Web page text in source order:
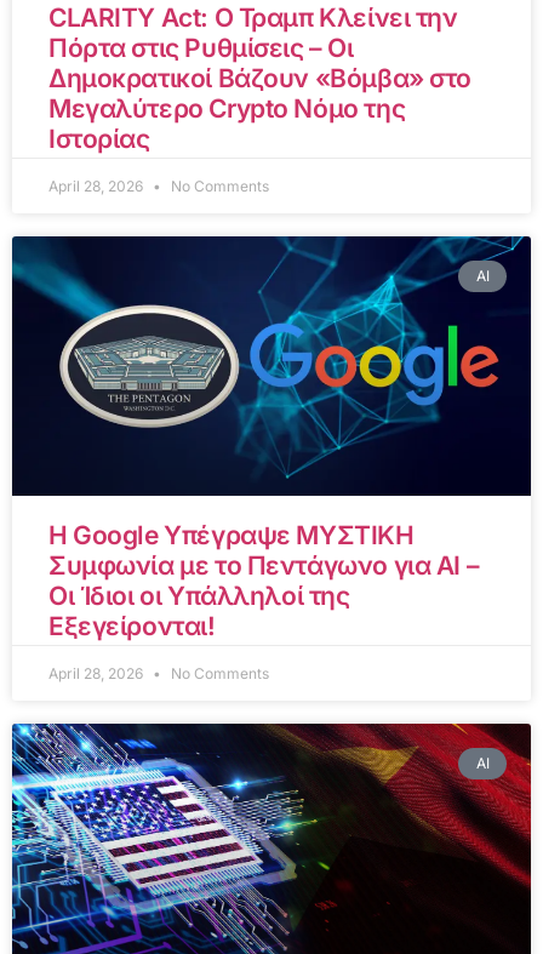
CLARITY Act: Ο Τραμπ Κλείνει την
Πόρτα στις Ρυθμίσεις – Οι
Δημοκρατικοί Βάζουν «Βόμβα» στο
Μεγαλύτερο Crypto Νόμο της
Ιστορίας
April 28, 2026 No Comments
AI
Η Google Υπέγραψε ΜΥΣΤΙΚΗ
Συμφωνία με το Πεντάγωνο για AI –
Οι Ίδιοι οι Υπάλληλοί της
Εξεγείρονται!
April 28, 2026 No Comments
AI